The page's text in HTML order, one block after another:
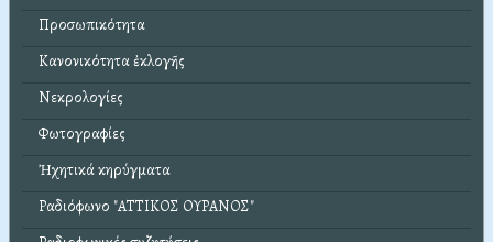
Προσωπικότητα
Κανονικότητα ἐκλογῆς
Νεκρολογίες
Φωτογραφίες
Ἠχητικά κηρύγματα
Ραδιόφωνο "ΑΤΤΙΚΟΣ ΟΥΡΑΝΟΣ"